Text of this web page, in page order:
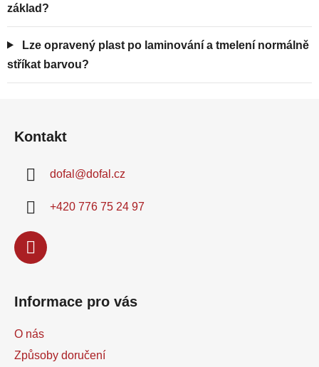
základ?
Lze opravený plast po laminování a tmelení normálně
stříkat barvou?
Kontakt
dofal @dofal.cz
+420 776 75 24 97
Informace pro vás
O nás
Způsoby doručení